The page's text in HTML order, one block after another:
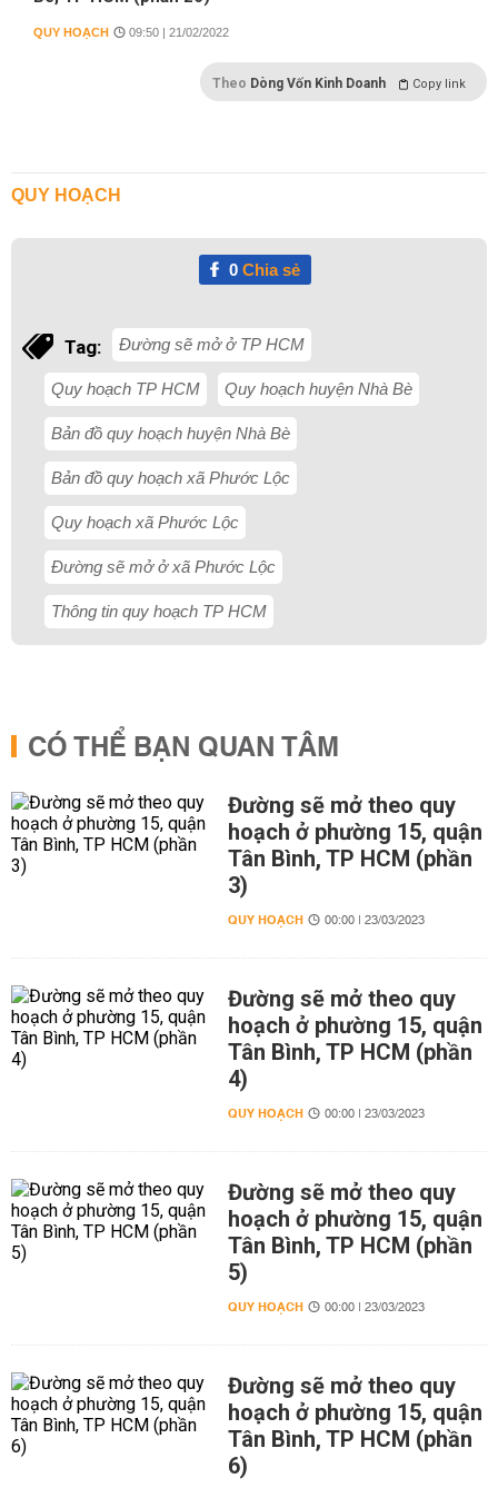
QUY HOẠCH 09:50 | 21/02/2022
Theo Dòng Vốn Kinh Doanh Copy link
QUY HOẠCH
0Chia sẻ
Tag: Đường sẽ mở ở TP HCM
Quy hoạch TP HCM Quy hoạch huyện Nhà Bè
Bản đồ quy hoạch huyện Nhà Bè
Bản đồ quy hoạch xã Phước Lộc
Quy hoạch xã Phước Lộc
Đường sẽ mở ở xã Phước Lộc
Thông tin quy hoạch TP HCM
CÓ THỂ BẠN QUAN TÂM
Đường sẽ mở theo quy
hoạch ở phường 15, quận
Tân Bình, TP HCM (phần
3)
QUY HOẠCH 00:00 | 23/03/2023
Đường sẽ mở theo quy
hoạch ở phường 15, quận
Tân Bình, TP HCM (phần
4)
QUY HOẠCH 00:00 | 23/03/2023
Đường sẽ mở theo quy
hoạch ở phường 15, quận
Tân Bình, TP HCM (phần
5)
QUY HOẠCH 00:00 | 23/03/2023
Đường sẽ mở theo quy
hoạch ở phường 15, quận
Tân Bình, TP HCM (phần
6)